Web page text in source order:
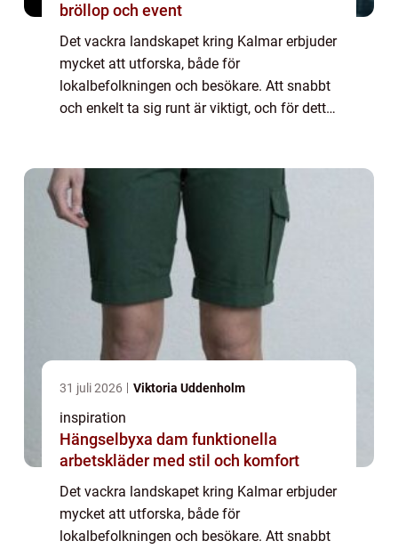
bröllop och event
Det vackra landskapet kring Kalmar erbjuder
mycket att utforska, både för
lokalbefolkningen och besökare. Att snabbt
och enkelt ta sig runt är viktigt, och för detta
31 juli 2026 Viktoria Uddenholm
inspiration
Hängselbyxa dam funktionella
arbetskläder med stil och komfort
Det vackra landskapet kring Kalmar erbjuder
mycket att utforska, både för
lokalbefolkningen och besökare. Att snabbt